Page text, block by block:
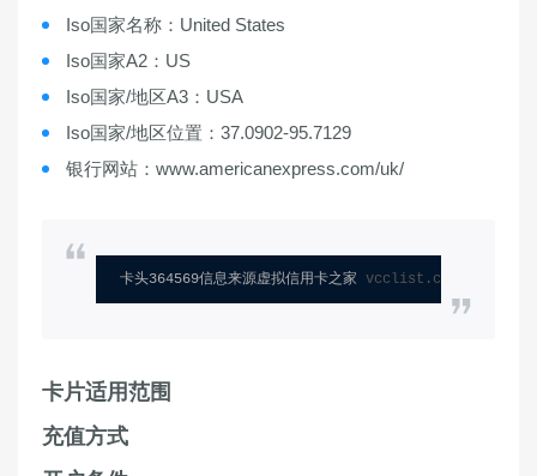
Iso国家名称：United States
Iso国家A2：US
Iso国家/地区A3：USA
Iso国家/地区位置：37.0902-95.7129
银行网站：www.americanexpress.com/uk/
卡头364569信息来源虚拟信用卡之家 vcclist.com
卡片适用范围
充值方式